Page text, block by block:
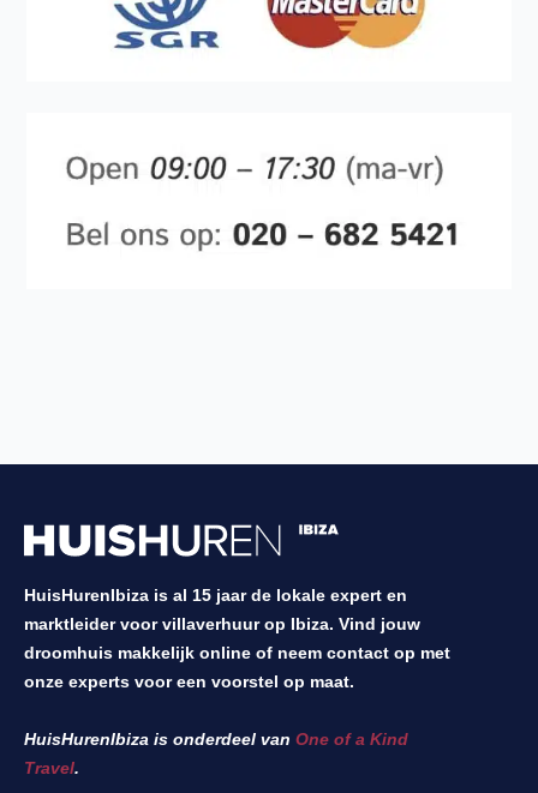
HuisHurenIbiza is al 15 jaar de lokale expert en
marktleider voor villaverhuur op Ibiza. Vind jouw
droomhuis makkelijk online of neem contact op met
onze experts voor een voorstel op maat.
HuisHurenIbiza is onderdeel van One of a Kind
Travel.